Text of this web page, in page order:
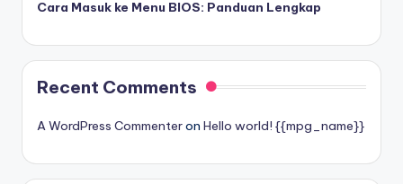
Cara Masuk ke Menu BIOS: Panduan Lengkap
Recent Comments
A WordPress Commenteron Hello world! {{mpg_name}}